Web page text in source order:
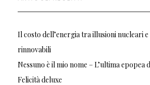
Il costo dell’energia tra illusioni nucleari
rinnovabili
Nessuno è il mio nome – L’ultima epopea
Felicità deluxe